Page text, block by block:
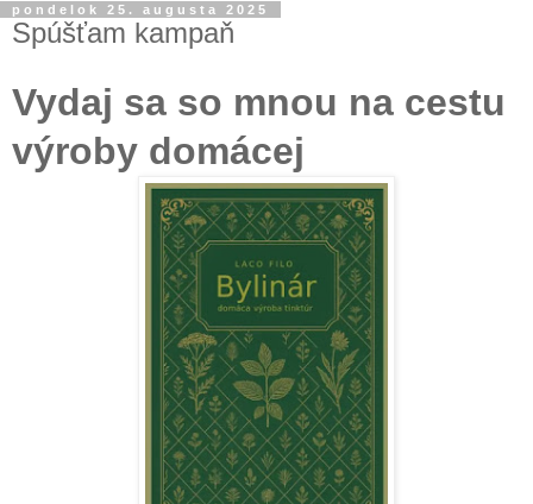
pondelok 25. augusta 2025
Spúšťam kampaň
Vydaj sa so mnou na cestu
výroby domácej